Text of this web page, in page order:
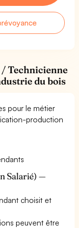
Technicienne
du bois
pour le métier
production
Salarié) —
choisit et
peuvent être